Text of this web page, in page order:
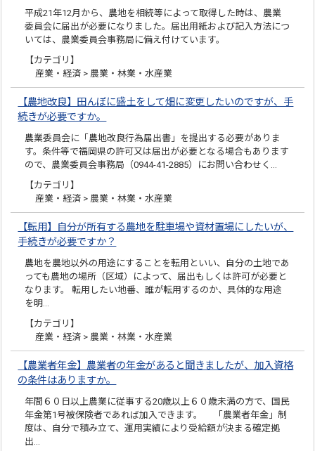
平成21年12月から、農地を相続等によって取得した時は、農業
委員会に届出が必要になりました。届出用紙および記入方法につ
いては、農業委員会事務局に備え付けています。
【カテゴリ】
産業・経済 > 農業・林業・水産業
【農地改良】田んぼに盛土をして畑に変更したいのですが、手
続きが必要ですか。
農業委員会に「農地改良行為届出書」を提出する必要がありま
す。条件等で福岡県の許可又は届出が必要となる場合もあります
ので、農業委員会事務局（0944-41-2885）にお問い合わせく…
【カテゴリ】
産業・経済 > 農業・林業・水産業
【転用】自分が所有する農地を駐車場や資材置場にしたいが、
手続きが必要ですか？
農地を農地以外の用途にすることを転用といい、自分の土地であ
っても農地の場所（区域）によって、届出もしくは許可が必要と
なります。 転用したい地番、誰が転用するのか、具体的な用途
を明…
【カテゴリ】
産業・経済 > 農業・林業・水産業
【農業者年金】農業者の年金があると聞きましたが、加入資格
の条件はありますか。
年間６０日以上農業に従事する20歳以上６０歳未満の方で、国民
年金第1号被保険者であれば加入できます。 「農業者年金」制
度は、自分で積み立て、運用実績により受給額が決まる確定拠
出…